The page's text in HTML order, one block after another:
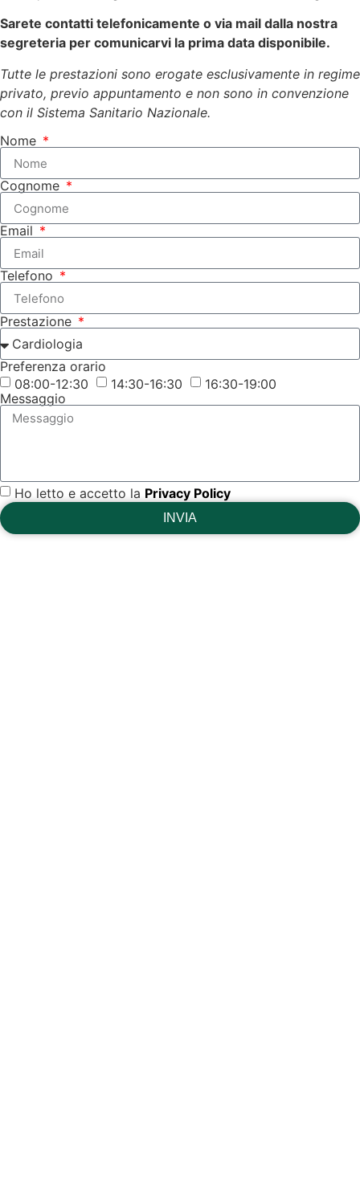
Sarete contatti telefonicamente o via mail dalla nostra
segreteria per comunicarvi la prima data disponibile.
Tutte le prestazioni sono erogate esclusivamente in regime
privato, previo appuntamento e non sono in convenzione
con il Sistema Sanitario Nazionale.
Nome
Cognome
Email
Telefono
Prestazione
Preferenza orario
08:00-12:30
14:30-16:30
16:30-19:00
Messaggio
Ho letto e accetto la Privacy Policy
INVIA